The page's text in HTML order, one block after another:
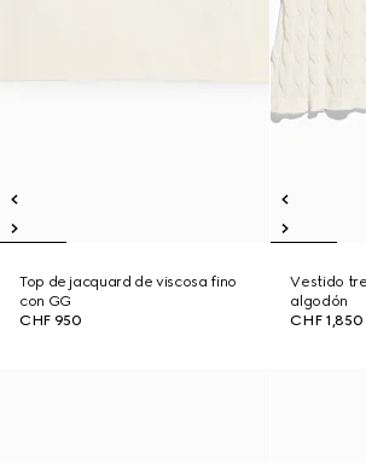
Top de jacquard de viscosa fino
con GG
CHF 950
Vestido
algodón
CHF 1,850